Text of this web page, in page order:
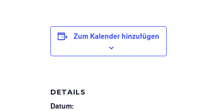
Zum Kalender hinzufügen
DETAILS
Datum: